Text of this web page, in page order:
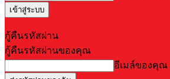
กู้คืนรหัสผ่าน
กู้คืนรหัสผ่านของคุณ
อีเมล์ของคุณ